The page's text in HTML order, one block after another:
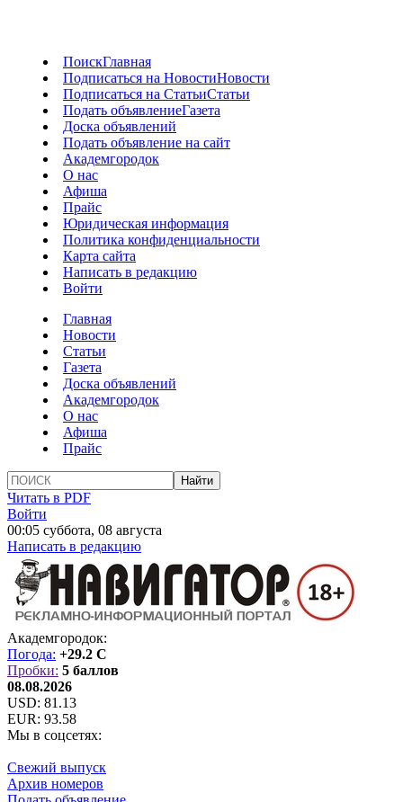
ПоискГлавная
Подписаться на НовостиНовости
Подписаться на СтатьиСтатьи
Подать объявлениеГазета
Доска объявлений
Подать объявление на сайт
Академгородок
О нас
Афиша
Прайс
Юридическая информация
Политика конфиденциальности
Карта сайта
Написать в редакцию
Войти
Главная
Новости
Статьи
Газета
Доска объявлений
Академгородок
О нас
Афиша
Прайс
Читать в PDF
Войти
00:05 суббота, 08 августа
Написать в редакцию
Академгородок:
Погода: +29.2 C
Пробки: 5 баллов
08.08.2026
USD: 81.13
EUR: 93.58
Мы в соцсетях:
Свежий выпуск
Архив номеров